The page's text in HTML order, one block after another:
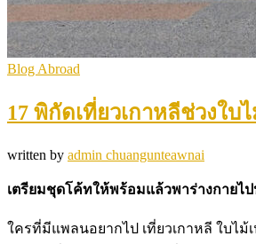
Blog Abroad
17 พิกัดเที่ยวเกาหลีช่วงใ
written by admin chuangunteawnai
เตรียมชุดโค้ทให้พร้อมแล้วพาร่างกาย
ใครที่มีแพลนอยากไป เที่ยวเกาหลี ใบไม้